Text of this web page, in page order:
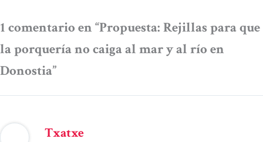
1 comentario en “Propuesta: Rejillas para que
la porquería no caiga al mar y al río en
Donostia”
Txatxe